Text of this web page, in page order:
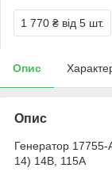
1 770 ₴ від 5 шт.
Опис
Опис
Генератор
14) 14В, 115А